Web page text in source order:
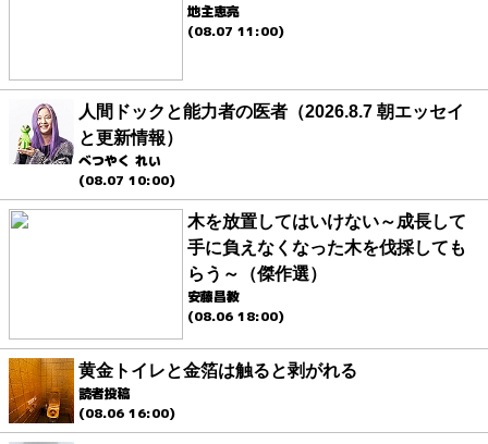
地主恵亮
(08.07 11:00)
人間ドックと能力者の医者（2026.8.7 朝エッセイ
と更新情報）
べつやく れい
(08.07 10:00)
木を放置してはいけない～成長して
手に負えなくなった木を伐採しても
らう～（傑作選）
安藤昌教
(08.06 18:00)
黄金トイレと金箔は触ると剥がれる
読者投稿
(08.06 16:00)